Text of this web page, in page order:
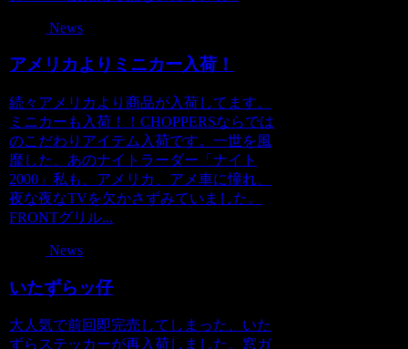
News
アメリカよりミニカー入荷！
続々アメリカより商品が入荷してます。
ミニカーも入荷！！CHOPPERSならでは
のこだわりアイテム入荷です。一世を風
靡した、あのナイトラーダー「ナイト
2000」私も、アメリカ、アメ車に憧れ、
夜な夜なTVを欠かさずみていました。
FRONTグリル...
News
いたずらッ仔
大人気で前回即完売してしまった、いた
ずらステッカーが再入荷しました。窓ガ